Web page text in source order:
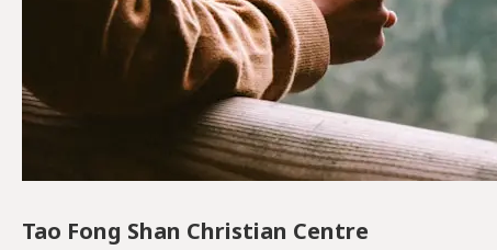
Tao Fong Shan Christian Centre